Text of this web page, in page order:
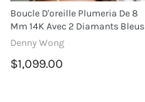
Boucle D'oreille Plumeria De 8
Mm 14K Avec 2 Diamants Bleus
Denny Wong
$1,099.00